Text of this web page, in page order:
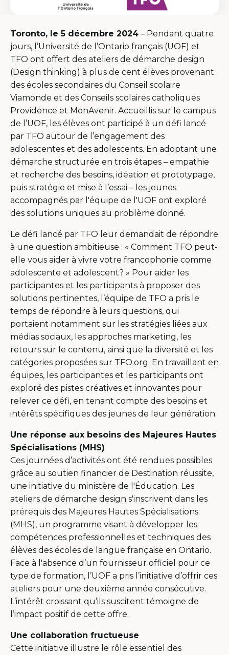
Toronto, le 5 décembre 2024 – Pendant quatre
jours, l’Université de l’Ontario français (UOF) et
TFO ont offert des ateliers de démarche design
(Design thinking) à plus de cent élèves provenant
des écoles secondaires du Conseil scolaire
Viamonde et des Conseils scolaires catholiques
Providence et MonAvenir. Accueillis sur le campus
de l’UOF, les élèves ont participé à un défi lancé
par TFO autour de l’engagement des
adolescentes et des adolescents. En adoptant une
démarche structurée en trois étapes – empathie
et recherche des besoins, idéation et prototypage,
puis stratégie et mise à l’essai – les jeunes
accompagnés par l'équipe de l'UOF ont exploré
des solutions uniques au problème donné.
Le défi lancé par TFO leur demandait de répondre
à une question ambitieuse : « Comment TFO peut-
elle vous aider à vivre votre francophonie comme
adolescente et adolescent? » Pour aider les
participantes et les participants à proposer des
solutions pertinentes, l’équipe de TFO a pris le
temps de répondre à leurs questions, qui
portaient notamment sur les stratégies liées aux
médias sociaux, les approches marketing, les
retours sur le contenu, ainsi que la diversité et les
catégories proposées sur TFO.org. En travaillant en
équipes, les participantes et les participants ont
exploré des pistes créatives et innovantes pour
relever ce défi, en tenant compte des besoins et
intérêts spécifiques des jeunes de leur génération.
Une réponse aux besoins des Majeures Hautes
Spécialisations (MHS)
Ces journées d’activités ont été rendues possibles
grâce au soutien financier de Destination réussite,
une initiative du ministère de l'Éducation. Les
ateliers de démarche design s'inscrivent dans les
prérequis des Majeures Hautes Spécialisations
(MHS), un programme visant à développer les
compétences professionnelles et techniques des
élèves des écoles de langue française en Ontario.
Face à l'absence d’un fournisseur officiel pour ce
type de formation, l’UOF a pris l’initiative d’offrir ces
ateliers pour une deuxième année consécutive.
L’intérêt croissant qu’ils suscitent témoigne de
l’impact positif de cette offre.
Une collaboration fructueuse
Cette initiative illustre le rôle essentiel des